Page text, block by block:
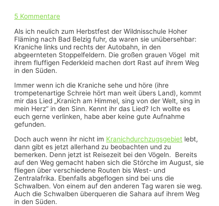
5 Kommentare
Als ich neulich zum Herbstfest der Wildnisschule Hoher
Fläming nach Bad Belzig fuhr, da waren sie unübersehbar:
Kraniche links und rechts der Autobahn, in den
abgeernteten Stoppelfeldern. Die großen grauen Vögel mit
ihrem fluffigen Federkleid machen dort Rast auf ihrem Weg
in den Süden.
Immer wenn ich die Kraniche sehe und höre (ihre
trompetenartige Schreie hört man weit übers Land), kommt
mir das Lied „Kranich am Himmel, sing von der Welt, sing in
mein Herz“ in den Sinn. Kennt ihr das Lied? Ich wollte es
euch gerne verlinken, habe aber keine gute Aufnahme
gefunden.
Doch auch wenn ihr nicht im Kranichdurchzugsgebiet lebt,
dann gibt es jetzt allerhand zu beobachten und zu
bemerken. Denn jetzt ist Reisezeit bei den Vögeln. Bereits
auf den Weg gemacht haben sich die Störche im August, sie
fliegen über verschiedene Routen bis West- und
Zentralafrika. Ebenfalls abgeflogen sind bei uns die
Schwalben. Von einem auf den anderen Tag waren sie weg.
Auch die Schwalben überqueren die Sahara auf ihrem Weg
in den Süden.